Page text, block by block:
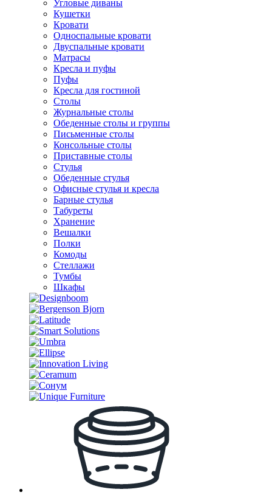
Угловые диваны
Кушетки
Кровати
Односпальные кровати
Двуспальные кровати
Матрасы
Кресла и пуфы
Пуфы
Кресла для гостиной
Столы
Журнальные столы
Обеденные столы и группы
Письменные столы
Консольные столы
Приставные столы
Стулья
Обеденные стулья
Офисные стулья и кресла
Барные стулья
Табуреты
Хранение
Вешалки
Полки
Комоды
Стеллажи
Тумбы
Шкафы